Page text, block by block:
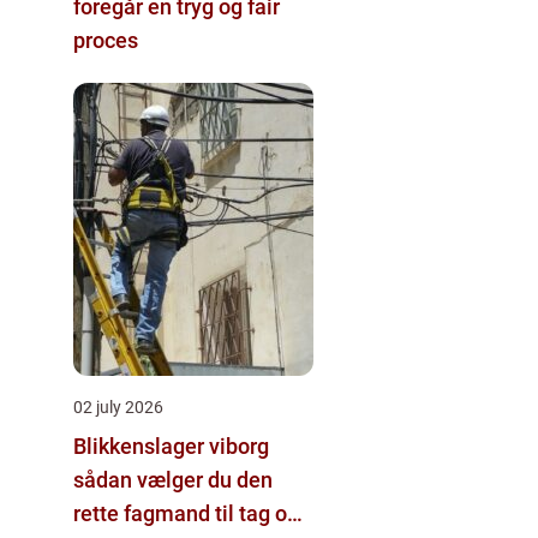
foregår en tryg og fair
proces
02 july 2026
Blikkenslager viborg
sådan vælger du den
rette fagmand til tag og